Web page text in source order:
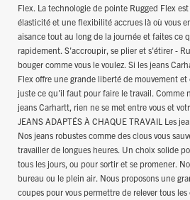
Flex. La technologie de pointe Rugged Flex
élasticité et une flexibilité accrues là où vous
aisance tout au long de la journée et faites ce
rapidement. S'accroupir, se plier et s'étirer -
bouger comme vous le voulez. Si les jeans
Flex offre une grande liberté de mouvement
juste ce qu'il faut pour faire le travail. Comme
jeans Carhartt, rien ne se met entre vous et
JEANS ADAPTÉS À CHAQUE TRAVAIL Les
Nos jeans robustes comme des clous vous
travailler de longues heures. Un choix solide
tous les jours, ou pour sortir et se promener.
bureau ou le plein air. Nous proposons une
coupes pour vous permettre de relever tous